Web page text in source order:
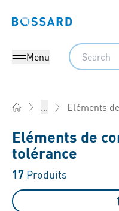
Bossard homepage
Menu
Search
... Eléments
Eléments de
tolérance
17 Produits